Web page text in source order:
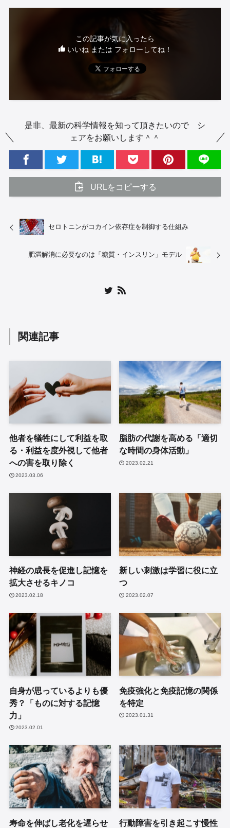
この記事が気に入ったら
いいね または フォローしてね！
是非、最新の科学情報を知って頂きたいので シ
ェアをお願いします＾＾
URLをコピーする
セロトニンがコカイン依存症を制御する仕組み
肥満解消に必要なのは「糖質・インスリン」モデル
関連記事
他者を犠牲にして利益を取
る・利益を度外視して他者
への害を取り除く
2023.03.06
脂肪の代謝を高める「適切
な時間の身体活動」
2023.02.21
神経の成長を促進し記憶を
拡大させるキノコ
2023.02.18
新しい刺激は学習に役に立
つ
2023.02.07
自身が思っているよりも優
秀？「ものに対する記憶
力」
2023.02.01
免疫強化と免疫記憶の関係
を特定
2023.01.31
寿命を伸ばし老化を遅らせ
行動障害を引き起こす慢性